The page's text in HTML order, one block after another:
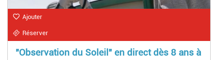
Ajouter
Réserver
"Observation du Soleil" en direct dès 8 ans à